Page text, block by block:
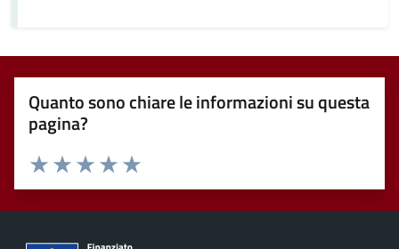
Quanto sono chiare le informazioni su questa
pagina?
Valuta 5 stelle su 5
Valuta 4 stelle su 5
Valuta 3 stelle su 5
Valuta 2 stelle su 5
Valuta 1 stelle su 5